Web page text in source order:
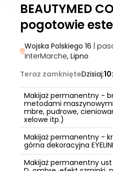
BEAUTYMED
pogotowie
Wojska Polskiego 16 |
InterMarche, Lipno
Teraz zamknięteDzisiaj:
Makijaż permanentny -
metodami
mbre, pudrowe,
xelowe itp.)
Makijaż permanentny -
górna dekoracyjna
Makijaż permanentny